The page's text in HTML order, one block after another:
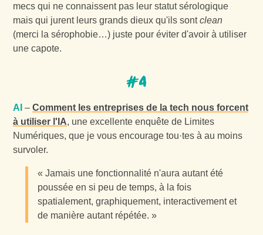
mecs qui ne connaissent pas leur statut sérologique
mais qui jurent leurs grands dieux qu'ils sontclean
(merci la sérophobie…) juste pour éviter d'avoir à utiliser
une capote.
#4
AI –Comment les entreprises de la tech nous forcent
à utiliser l'IA, une excellente enquête de Limites
Numériques, que je vous encourage tou·tes à au moins
survoler.
« Jamais une fonctionnalité n'aura autant été
poussée en si peu de temps, à la fois
spatialement, graphiquement, interactivement et
de manière autant répétée. »